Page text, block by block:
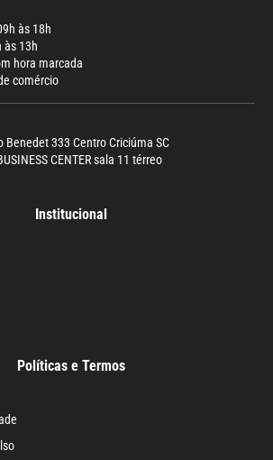
às 18h
às 13h
hora marcada
comércio
Benedet 333 Centro Criciúma SC
CENTER sala 11 térreo
Institucional
Políticas e Termos